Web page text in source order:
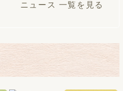
ニュース 一覧を見る